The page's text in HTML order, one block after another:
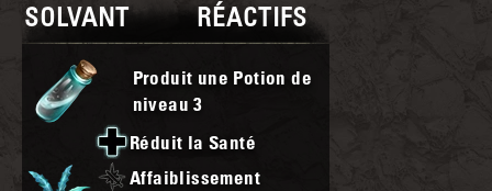
SOLVANT RÉACTIFS
Produit une Potion de
niveau3
Réduit la Santé
Affaiblissement